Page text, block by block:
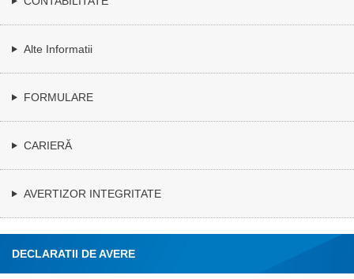
Alte Informatii
FORMULARE
CARIERĂ
AVERTIZOR INTEGRITATE
DECLARATII DE AVERE